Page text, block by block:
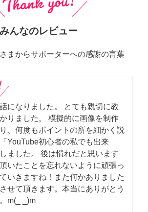
みんなのレビュー
まからサポーターへの感謝の言葉
になりました。 とても親切に教
りました。 模擬的に画像を制作
、何度もポイントの所を細かく説
YouTube初心者の私でも出来
ました。 後は慣れだと思います
いたことを忘れないように頑張っ
いきますね！また何かありました
せて頂きます。本当にありがとう
m(_ _)m